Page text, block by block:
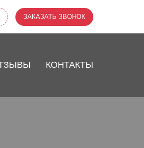
ЗАКАЗАТЬ ЗВОНОК
КОНТАКТЫ